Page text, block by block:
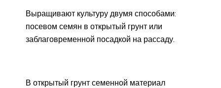
Выращивают культуру двумя способами:
посевом семян в открытый грунт или
заблаговременной посадкой на рассаду.
В открытый грунт семенной материал